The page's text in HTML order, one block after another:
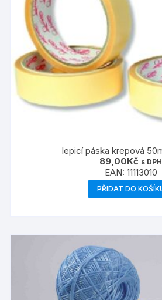
lepicí páska krepová
89,00Kč s DPH
EAN: 11113010
PŘIDAT DO